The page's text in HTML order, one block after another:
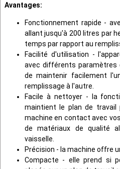
Avantages:
Fonctionnement rapide -
allant jusqu'à 200 litres par
temps par rapport au
Facilité d'utilisation -
avec différents paramètres
de maintenir facilement
remplissage à l'autre.
Facile à nettoyer - la
maintient le plan de travail
machine en contact avec
de matériaux de qualité
vaisselle.
Précision - la machine offre
Compacte - elle prend si